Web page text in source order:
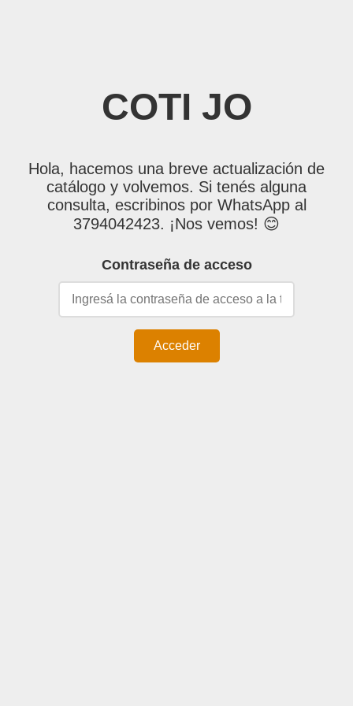
COTI JO
Hola, hacemos una breve actualización de
catálogo y volvemos. Si tenés alguna
consulta, escribinos por WhatsApp al
3794042423. ¡Nos vemos! 😊
Contraseña de acceso
Acceder